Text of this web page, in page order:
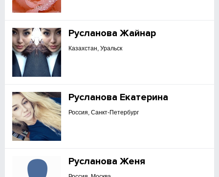
Русланова Жайнар
Казахстан, Уральск
Русланова Екатерина
Россия, Санкт-Петербург
Русланова Женя